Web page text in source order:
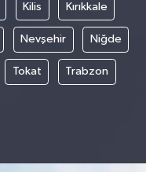
Kilis Kırıkkale
Nevşehir Niğde
Tokat Trabzon